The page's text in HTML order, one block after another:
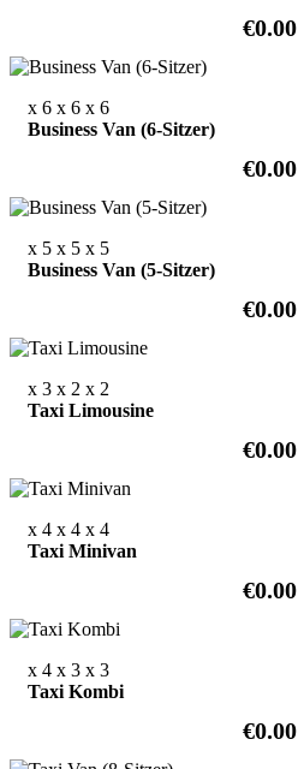
€0.00
x 6 x 6 x 6
Business Van (6-Sitzer)
€0.00
x 5 x 5 x 5
Business Van (5-Sitzer)
€0.00
x 3 x 2 x 2
Taxi Limousine
€0.00
x 4 x 4 x 4
Taxi Minivan
€0.00
x 4 x 3 x 3
Taxi Kombi
€0.00